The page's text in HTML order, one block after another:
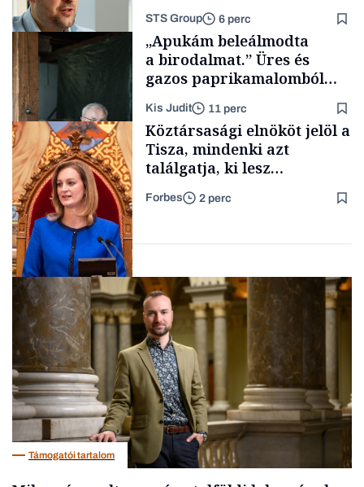
Politika
Támogatói tartalom
STS Group 6 perc
Családi
vállalkozások
„Apukám beleálmodta
a birodalmat.” Üres és
gazos paprikamalomból
lett az igazi családi
fűszersztori
Kis Judit 11 perc
Politika
Köztársasági elnököt jelöl a
Tisza, mindenki azt
találgatja, ki lesz
szombaton a befutó –
soroljuk az eddig felmerült
Forbes 2 perc
Támogatói tartalom